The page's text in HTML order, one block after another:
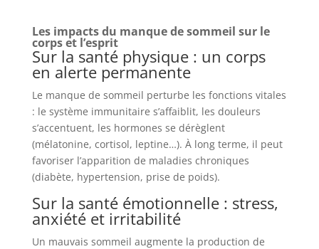
Les impacts du manque de sommeil sur le
corps et l’esprit
Sur la santé physique : un corps
en alerte permanente
Le manque de sommeil perturbe les fonctions vitales
: le système immunitaire s’affaiblit, les douleurs
s’accentuent, les hormones se dérèglent
(mélatonine, cortisol, leptine…). À long terme, il peut
favoriser l’apparition de maladies chroniques
(diabète, hypertension, prise de poids).
Sur la santé émotionnelle : stress,
anxiété et irritabilité
Un mauvais sommeil augmente la production de